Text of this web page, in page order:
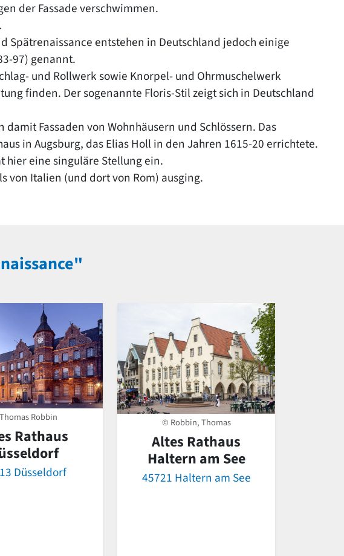
der Fassade verschwimmen.
Spätrenaissance entstehen in Deutschland jedoch einige
97) genannt.
und Rollwerk sowie Knorpel- und Ohrmuschelwerk
finden. Der sogenannte Floris-Stil zeigt sich in Deutschland
Fassaden von Wohnhäusern und Schlössern. Das
in Augsburg, das Elias Holl in den Jahren 1615-20 errichtete.
hier eine singuläre Stellung ein.
von Italien (und dort von Rom) ausging.
Robbin
Rathaus
Düsseldorf
© Robbin, Thomas
Altes Rathaus
Haltern am See
45721 Haltern am See